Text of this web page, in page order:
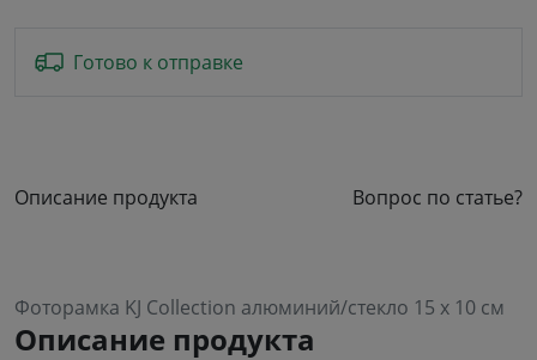
Готово к отправке
Описание продукта Вопрос по статье?
Фоторамка KJ Collection алюминий/стекло 15 x 10 см
Описание продукта